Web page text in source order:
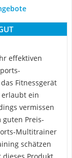
effektiven
Fitnessgerät
ein
vermissen
Preis-
Multitrainer
schätzen